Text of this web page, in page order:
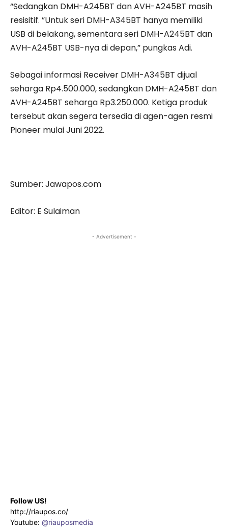
“Sedangkan DMH-A245BT dan AVH-A245BT masih
resisitif. ”Untuk seri DMH-A345BT hanya memiliki
USB di belakang, sementara seri DMH-A245BT dan
AVH-A245BT USB-nya di depan,” pungkas Adi.
Sebagai informasi Receiver DMH-A345BT dijual
seharga Rp4.500.000, sedangkan DMH-A245BT dan
AVH-A245BT seharga Rp3.250.000. Ketiga produk
tersebut akan segera tersedia di agen-agen resmi
Pioneer mulai Juni 2022.
Sumber: Jawapos.com
Editor: E Sulaiman
- Advertisement -
Follow US!
http://riaupos.co/
Youtube: @riauposmedia